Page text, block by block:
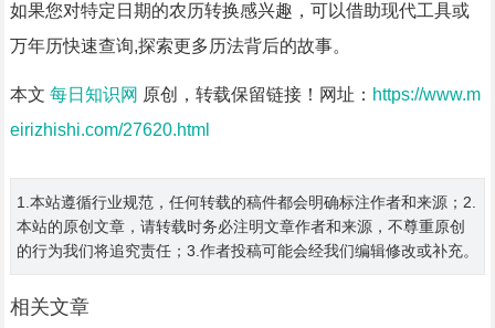
如果您对特定日期的农历转换感兴趣，可以借助现代工具或
万年历快速查询,探索更多历法背后的故事。
本文 每日知识网 原创，转载保留链接！网址： https://www.m
eirizhishi.com/27620.html
1.本站遵循行业规范，任何转载的稿件都会明确标注作者和来源；2.
本站的原创文章，请转载时务必注明文章作者和来源，不尊重原创
的行为我们将追究责任；3.作者投稿可能会经我们编辑修改或补充。
相关文章